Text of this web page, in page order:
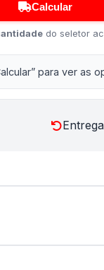
Calcular
do seletor
para ver as